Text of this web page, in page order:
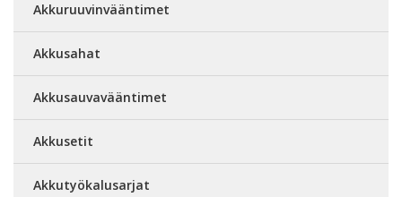
Akkuruuvinvääntimet
Akkusahat
Akkusauvavääntimet
Akkusetit
Akkutyökalusarjat